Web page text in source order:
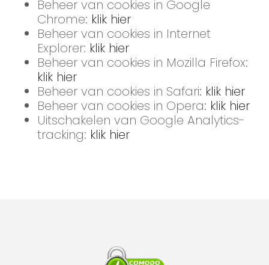
Beheer van cookies in Google
Chrome: klik hier
Beheer van cookies in Internet
Explorer: klik hier
Beheer van cookies in Mozilla Firefox:
klik hier
Beheer van cookies in Safari: klik hier
Beheer van cookies in Opera: klik hier
Uitschakelen van Google Analytics-
tracking: klik hier